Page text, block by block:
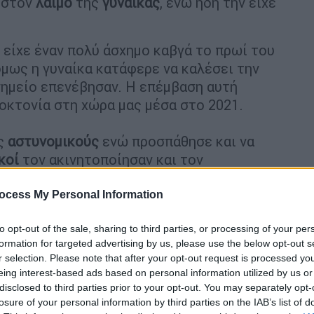
My Personal Information
opt-out of the sale, sharing to third parties, or processing of your
for targeted advertising by us, please use the below opt-out
selection. Please note that after your opt-out request is processed
interest-based ads based on personal information utilized by us
to third parties prior to your opt-out. You may separately
of your personal information by third parties on the IAB’s list of
έναν πολύ άσχημο καβγά το πρωί του
η γυναίκα κατάφερε να καλέσει την
επενέβησαν. Η επέμβαση αυτή
στη χώρα μας μέσα στο 2021.
αστυνομικούς ενώ προσπάθησε και να
τον ακινητοποίησαν και τον
συνέβησαν ενώ στο διαμέρισμα
το οποίο σύμφωνα με το
μητέρα της και να πάρει το παιδί.